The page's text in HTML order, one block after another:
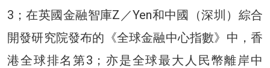
3；在英國金融智庫Z／Yen和中國（深圳）綜合
開發研究院發布的《全球金融中心指數》中，香
港全球排名第3；亦是全球最大人民幣離岸中